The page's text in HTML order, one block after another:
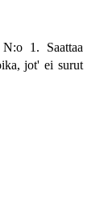
1. Saattaa
jot' ei surut